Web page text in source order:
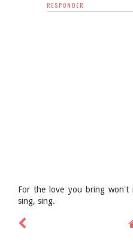
RESPONDER
For the love you bring won't
sing, sing.